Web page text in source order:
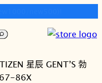
星辰 GENT’S 勃
86X